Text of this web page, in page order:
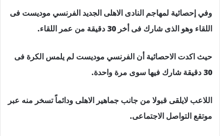
وفي إحصائية لمهاجم النادى الاهلى الجديد الفرنسي موديست فى
اللقاء وهو الذى شارك فى أخر 30 دقيقة من عمر اللقاء.
حيث اكدت الاحصائية أن الفرنسي موديست لم يلمس الكرة فى
30 دقيقة شارك فيها سوى مرة واحدة.
اللاعب لايلقى قبولا من جانب جماهير الاهلى ودائماً تسخر منه عبر
موتقع التواصل الاجتماعى.